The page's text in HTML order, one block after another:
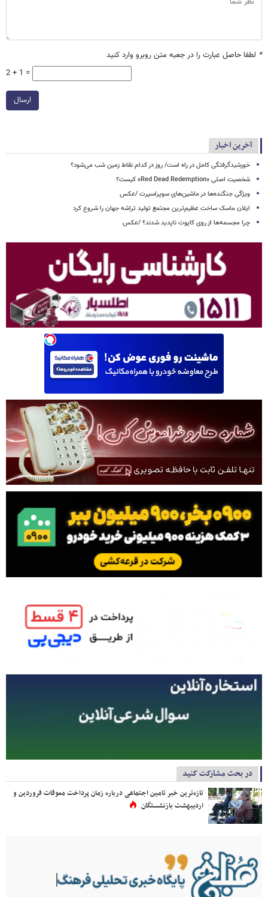
* لطفا حاصل عبارت را در جعبه متن روبرو وارد کنید
2 + 1 =
ارسال
آخرین اخبار
خورشیدگرفتگی کامل در راه است/ روز در کدام نقاط زمین شب می‌شود؟
شخصیت اصلی «Red Dead Redemption» کیست؟
ویژگی جنگنده‌ها در ماشین‌های سوپراسپرت /عکس
ایلان ماسک ساخت عظیم‌ترین مجتمع تولید تراشه جهان را شروع کرد
چرا مجسمه‌ها از روی کاپوت‌ ناپدید شدند؟ /عکس
در بحث مشارکت کنید
تازه‌ترین خبر تامین اجتماعی درباره زمان پرداخت معوقات فروردین و
اردیبهشت بازنشستگان